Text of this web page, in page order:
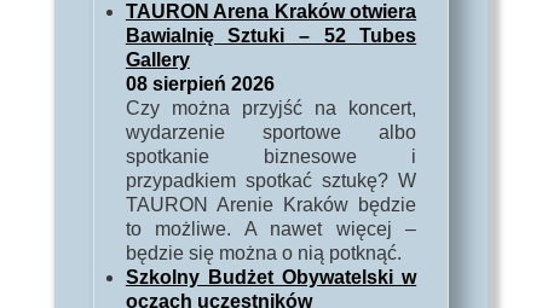
TAURON Arena Kraków otwiera
Bawialnię Sztuki – 52 Tubes
Gallery
08 sierpień 2026
Czy można przyjść na koncert,
wydarzenie sportowe albo
spotkanie biznesowe i
przypadkiem spotkać sztukę? W
TAURON Arenie Kraków będzie
to możliwe. A nawet więcej –
będzie się można o nią potknąć.
Szkolny Budżet Obywatelski w
oczach uczestników